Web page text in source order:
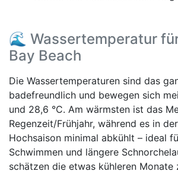
🌊 Wassertemperatur
Bay Beach
Die Wassertemperaturen sind das
badefreundlich und bewegen sich
und 28,6 °C. Am wärmsten ist das
Regenzeit/Frühjahr, während es in
Hochsaison minimal abkühlt – ideal
Schwimmen und längere
schätzen die etwas kühleren Monate